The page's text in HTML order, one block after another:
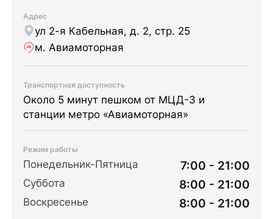
Адрес
ул 2-я Кабельная, д. 2, стр. 25
м. Авиамоторная
Транспортная доступность
Около 5 минут пешком от МЦД-3 и
станции метро «Авиамоторная»
Режим работы
Понедельник-Пятница 7:00 - 21:00
Суббота 8:00 - 21:00
Воскресенье 8:00 - 21:00